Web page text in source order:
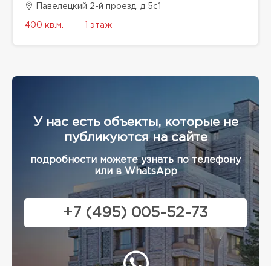
Павелецкий 2-й проезд, д 5с1
400 кв.м. 1 этаж
У нас есть объекты, которые не
публикуются на сайте
подробности можете узнать по телефону
или в WhatsApp
+7 (495) 005-52-73